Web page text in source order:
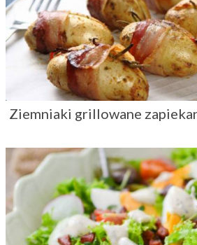
Ziemniaki grillowane